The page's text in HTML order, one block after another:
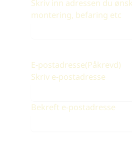
Skriv inn adressen du
montering, befaring etc
E-postadresse(Påkrevd)
Skriv e-postadresse
Bekreft e-postadresse